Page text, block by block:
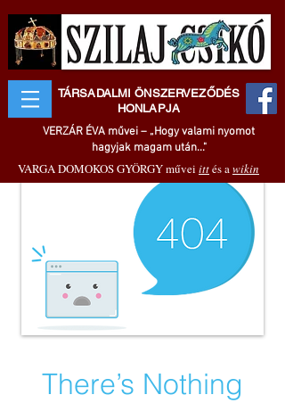
TÁRSADALMI ÖNSZERVEZŐDÉS
HONLAPJA
VERZÁR ÉVA művei – „Hogy valami nyomot
hagyjak magam után..."
VARGA DOMOKOS GYÖRGY művei ittés awikin
There’s Nothing